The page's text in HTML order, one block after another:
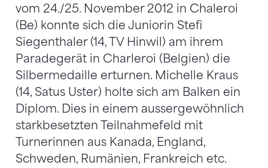
vom 24./25. November 2012 in Chaleroi
(Be) konnte sich die Juniorin Stefi
Siegenthaler (14, TV Hinwil) am ihrem
Paradegerät in Charleroi (Belgien) die
Silbermedaille erturnen. Michelle Kraus
(14, Satus Uster) holte sich am Balken ein
Diplom. Dies in einem aussergewöhnlich
starkbesetzten Teilnahmefeld mit
Turnerinnen aus Kanada, England,
Schweden, Rumänien, Frankreich etc.